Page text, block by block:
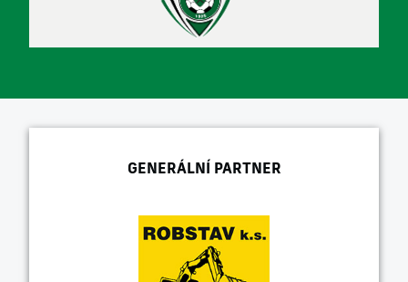
GENERÁLNÍ PARTNER